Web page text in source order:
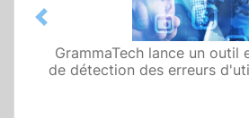
GrammaTech lance un outil
de détection des erreurs
Previous